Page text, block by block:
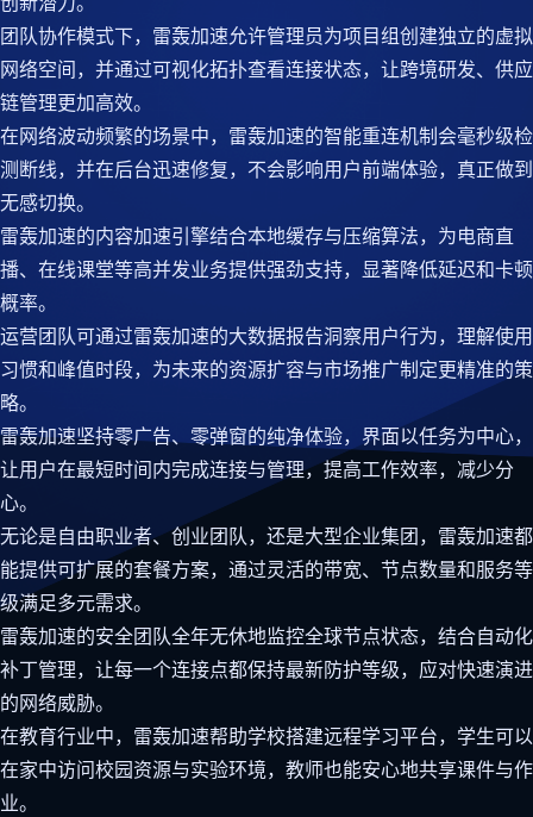
团队协作模式下，雷轰加速允许管理员为项目组创建独立的虚拟
网络空间，并通过可视化拓扑查看连接状态，让跨境研发、供应
链管理更加高效。
在网络波动频繁的场景中，雷轰加速的智能重连机制会毫秒级检
测断线，并在后台迅速修复，不会影响用户前端体验，真正做到
无感切换。
雷轰加速的内容加速引擎结合本地缓存与压缩算法，为电商直
播、在线课堂等高并发业务提供强劲支持，显著降低延迟和卡顿
概率。
运营团队可通过雷轰加速的大数据报告洞察用户行为，理解使用
习惯和峰值时段，为未来的资源扩容与市场推广制定更精准的策
略。
雷轰加速坚持零广告、零弹窗的纯净体验，界面以任务为中心，
让用户在最短时间内完成连接与管理，提高工作效率，减少分
心。
无论是自由职业者、创业团队，还是大型企业集团，雷轰加速都
能提供可扩展的套餐方案，通过灵活的带宽、节点数量和服务等
级满足多元需求。
雷轰加速的安全团队全年无休地监控全球节点状态，结合自动化
补丁管理，让每一个连接点都保持最新防护等级，应对快速演进
的网络威胁。
在教育行业中，雷轰加速帮助学校搭建远程学习平台，学生可以
在家中访问校园资源与实验环境，教师也能安心地共享课件与作
业。